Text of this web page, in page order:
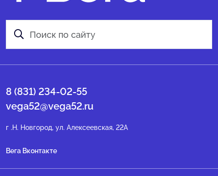
8 (831) 234-02-55
vega52@vega52.ru
г .Н. Новгород, ул. Алексеевская, 22А
Вега Вконтакте